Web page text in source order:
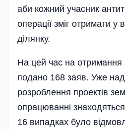
аби кожний учасник
операції зміг отримати у
ділянку.
На цей час на отримання
подано 168 заяв. Уже
розроблення проектів
опрацюванні
16 випадках було